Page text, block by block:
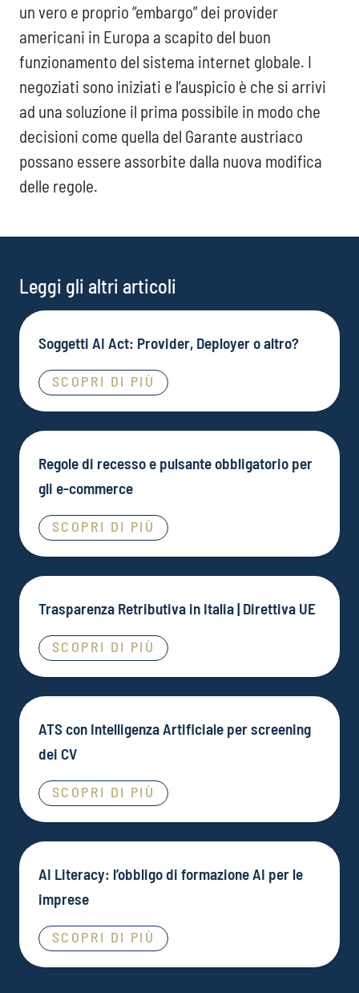
un vero e proprio “embargo” dei provider
americani in Europa a scapito del buon
funzionamento del sistema internet globale. I
negoziati sono iniziati e l’auspicio è che si arrivi
ad una soluzione il prima possibile in modo che
decisioni come quella del Garante austriaco
possano essere assorbite dalla nuova modifica
delle regole.
Leggi gli altri articoli
Soggetti AI Act: Provider, Deployer o altro?
SCOPRI DI PIÙ
Regole di recesso e pulsante obbligatorio per
gli e-commerce
SCOPRI DI PIÙ
Trasparenza Retributiva in Italia | Direttiva UE
SCOPRI DI PIÙ
ATS con Intelligenza Artificiale per screening
dei CV
SCOPRI DI PIÙ
AI Literacy: l’obbligo di formazione AI per le
imprese
SCOPRI DI PIÙ